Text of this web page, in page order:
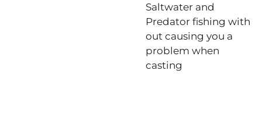
Saltwater and
Predator fishing with
out causing you a
problem when
casting